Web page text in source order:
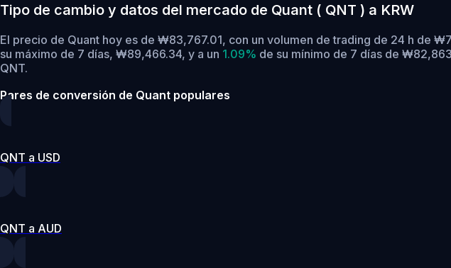
Tipo de cambio y datos del mercado de Quant ( QNT ) a KRW
El precio de Quant hoy es de ₩83,767.01, con un volumen de trading de 24 h de
su máximo de 7 días, ₩89,466.34, y a un 1.09% de su mínimo de 7 días de
QNT.
Pares de conversión de Quant populares
QNT a USD
QNT a AUD